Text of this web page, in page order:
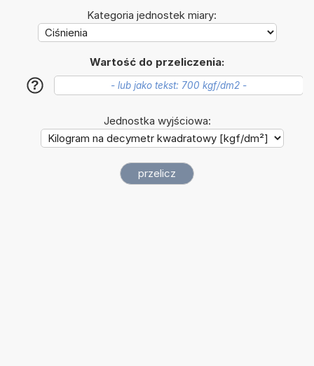
Kategoria jednostek miary:
Wartość do przeliczenia:
?
Jednostka wyjściowa: